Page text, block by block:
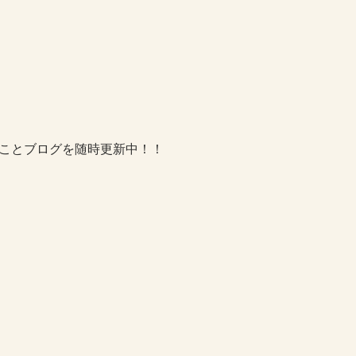
とブログを随時更新中！！